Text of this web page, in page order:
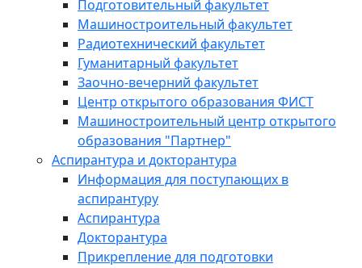
Подготовительный факультет
Машиностроительный факультет
Радиотехнический факультет
Гуманитарный факультет
Заочно-вечерний факультет
Центр открытого образования ФИСТ
Машиностроительный центр открытого
образования "Партнер"
Аспирантура и докторантура
Информация для поступающих в
аспирантуру
Аспирантура
Докторантура
Прикрепление для подготовки